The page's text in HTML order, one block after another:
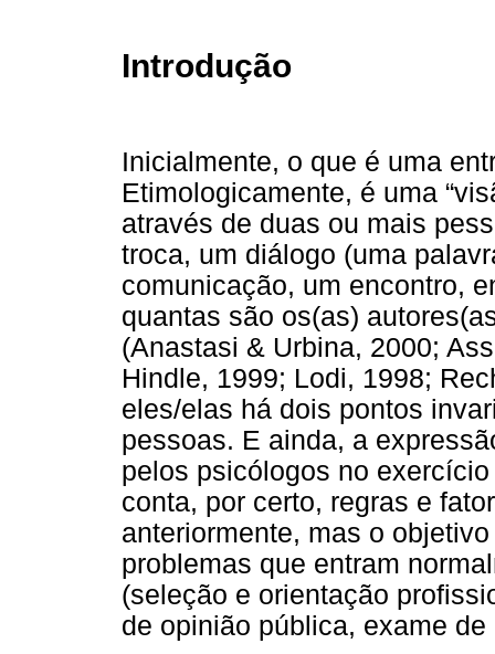
Introdução
Inicialmente, o que é uma
Etimologicamente, é uma
através de duas ou mais
troca, um diálogo (uma
comunicação, um encontro,
quantas são os(as)
(Anastasi & Urbina, 2000;
Hindle, 1999; Lodi, 1998;
eles/elas há dois pontos
pessoas. E ainda, a
pelos psicólogos no
conta, por certo, regras e
anteriormente, mas o
problemas que entram
(seleção e orientação
de opinião pública, exame